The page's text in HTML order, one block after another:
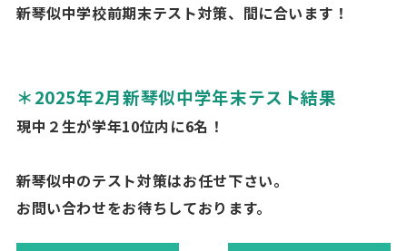
新琴似中学校前期末テスト対策、間に合います！
＊2025年2月新琴似中学年末テスト結果
現中２生が学年10位内に6名！
新琴似中のテスト対策はお任せ下さい。
お問い合わせをお待ちしております。